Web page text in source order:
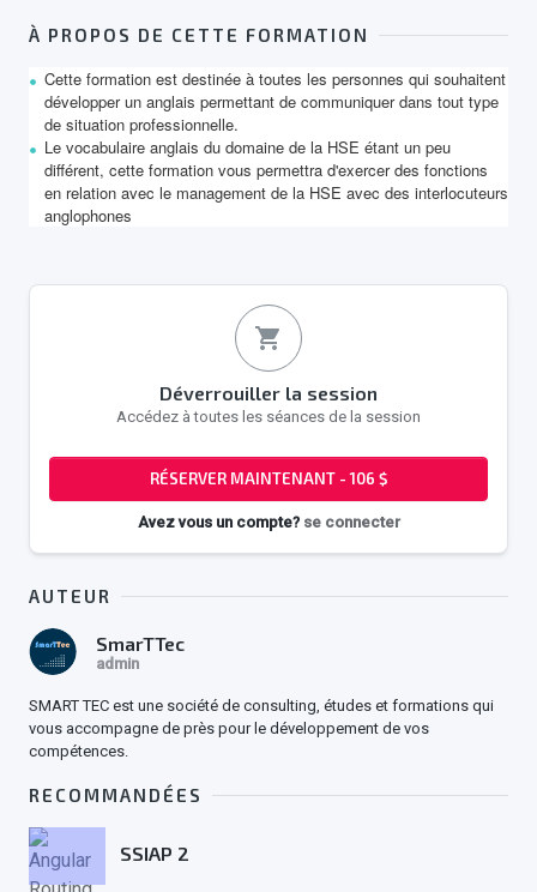
À PROPOS DE CETTE FORMATION
Cette formation est destinée à toutes les personnes qui souhaitent
développer un anglais permettant de communiquer dans tout type
de situation professionnelle.
Le vocabulaire anglais du domaine de la HSE étant un peu
différent, cette formation vous permettra d'exercer des fonctions
en relation avec le management de la HSE avec des interlocuteurs
anglophones
shopping_cart
Déverrouiller la session
Accédez à toutes les séances de la session
RÉSERVER MAINTENANT - 106 $
Avez vous un compte? se connecter
AUTEUR
SmarTTec
admin
SMART TEC est une société de consulting, études et formations qui
vous accompagne de près pour le développement de vos
compétences.
RECOMMANDÉES
SSIAP 2